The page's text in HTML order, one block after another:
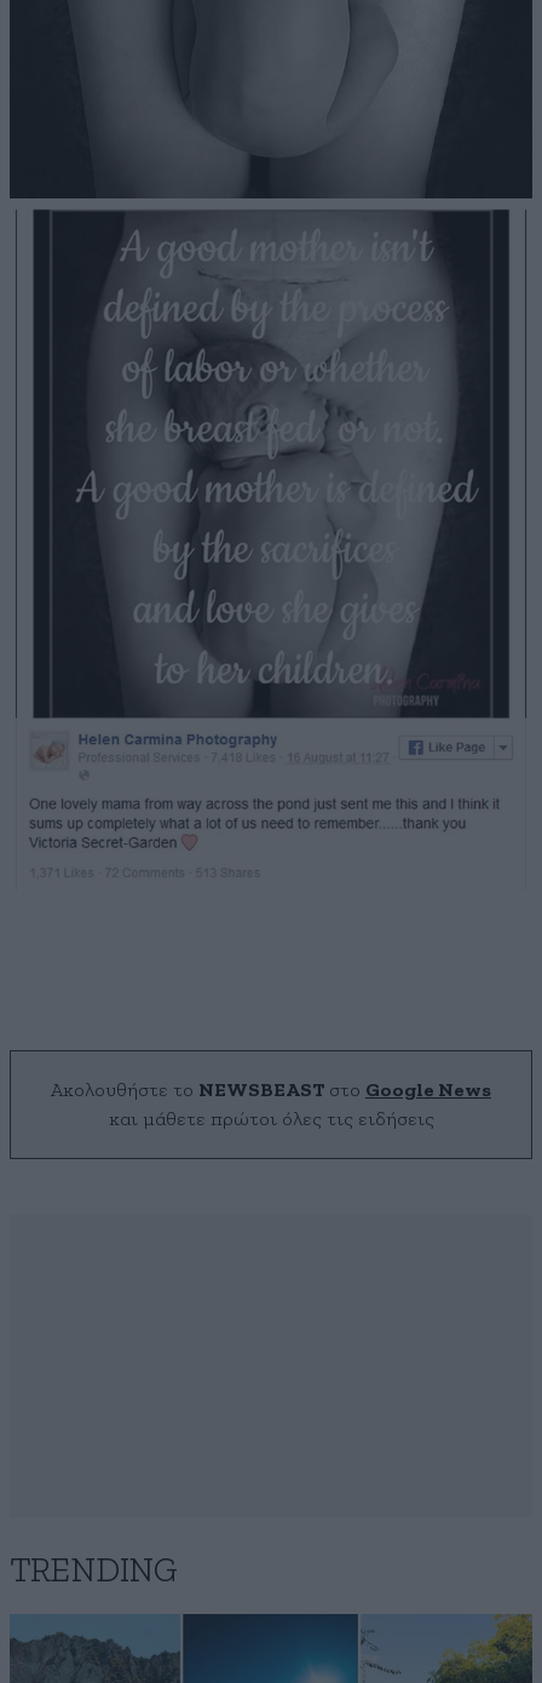
Ακολουθήστε το NEWSBEAST στο Google News
και μάθετε πρώτοι όλες τις ειδήσεις
TRENDING